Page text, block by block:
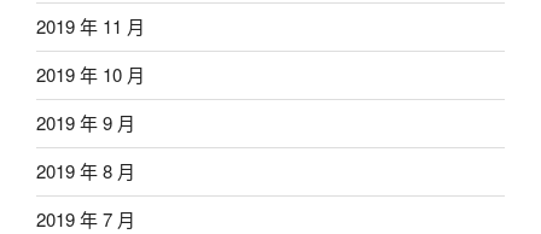
2019 年 11 月
2019 年 10 月
2019 年 9 月
2019 年 8 月
2019 年 7 月